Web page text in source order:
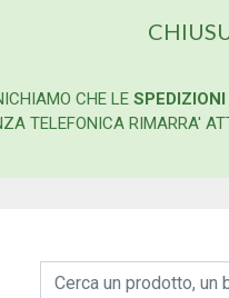
CHE LE SPEDIZIONI
TELEFONICA RIMARRA'